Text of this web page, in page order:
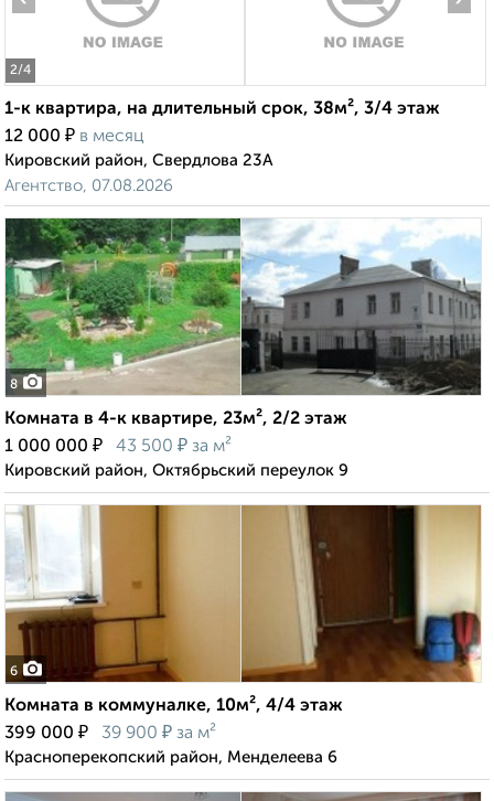
2/4
1-к квартира, на длительный срок, 38м², 3/4 этаж
12 000 ₽ в месяц
Кировский район, Свердлова 23А
Агентство, 07.08.2026
8
Комната в 4-к квартире, 23м², 2/2 этаж
1 000 000 ₽ 43 500 ₽ за м²
Кировский район, Октябрьский переулок 9
6
Комната в коммуналке, 10м², 4/4 этаж
399 000 ₽ 39 900 ₽ за м²
Красноперекопский район, Менделеева 6